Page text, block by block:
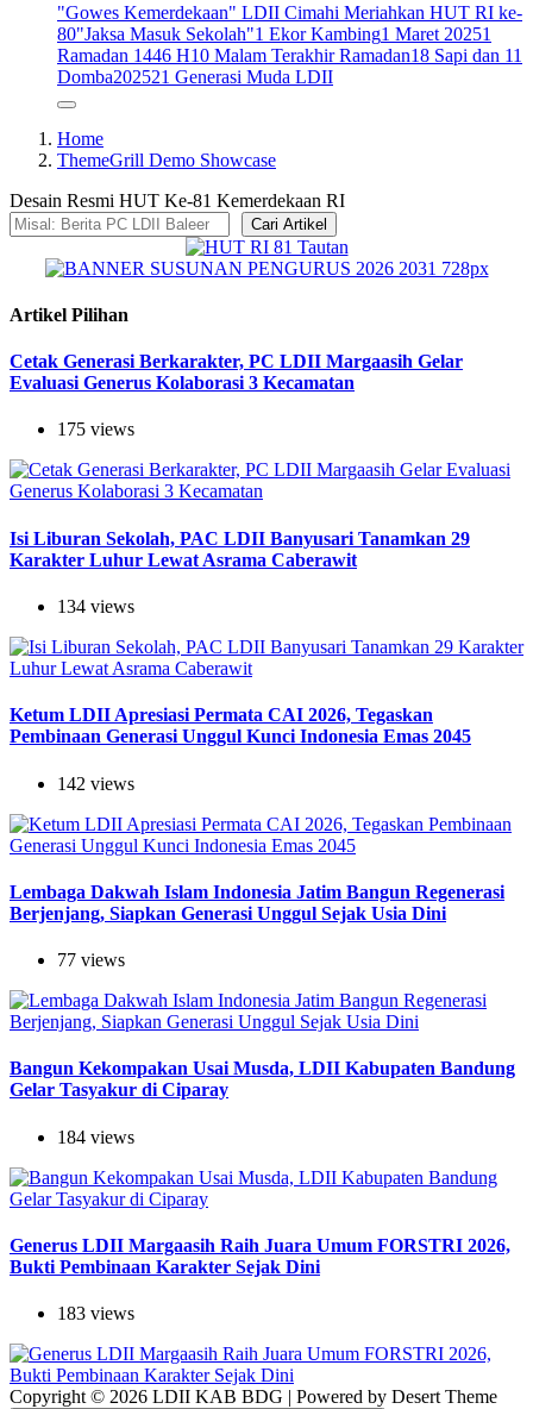
"Gowes Kemerdekaan" LDII Cimahi Meriahkan HUT RI ke-
80"Jaksa Masuk Sekolah"1 Ekor Kambing1 Maret 20251
Ramadan 1446 H10 Malam Terakhir Ramadan18 Sapi dan 11
Domba202521 Generasi Muda LDII
Home
ThemeGrill Demo Showcase
Desain Resmi HUT Ke-81 Kemerdekaan RI
Cari Artikel
Artikel Pilihan
Cetak Generasi Berkarakter, PC LDII Margaasih Gelar
Evaluasi Generus Kolaborasi 3 Kecamatan
175 views
Isi Liburan Sekolah, PAC LDII Banyusari Tanamkan 29
Karakter Luhur Lewat Asrama Caberawit
134 views
Ketum LDII Apresiasi Permata CAI 2026, Tegaskan
Pembinaan Generasi Unggul Kunci Indonesia Emas 2045
142 views
Lembaga Dakwah Islam Indonesia Jatim Bangun Regenerasi
Berjenjang, Siapkan Generasi Unggul Sejak Usia Dini
77 views
Bangun Kekompakan Usai Musda, LDII Kabupaten Bandung
Gelar Tasyakur di Ciparay
184 views
Generus LDII Margaasih Raih Juara Umum FORSTRI 2026,
Bukti Pembinaan Karakter Sejak Dini
183 views
Copyright © 2026 LDII KAB BDG | Powered by Desert Theme